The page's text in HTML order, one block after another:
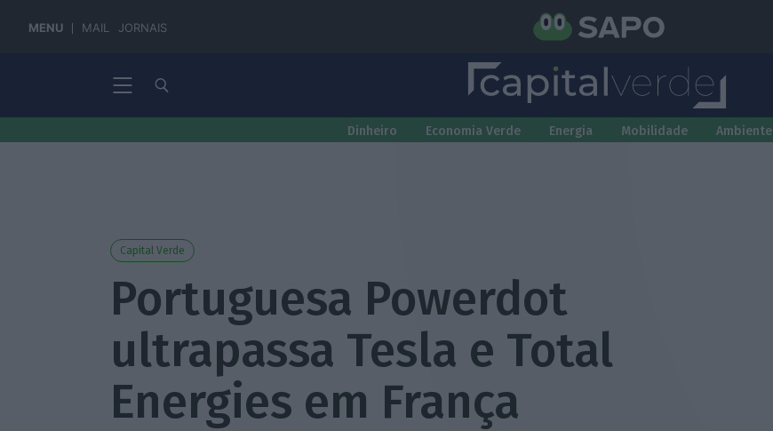
MENU MAIL JORNAIS
Dinheiro Economia Verde Energia Mobilidade Ambiente
Capital Verde
Portuguesa Powerdot
ultrapassa Tesla e Total
Energies em França